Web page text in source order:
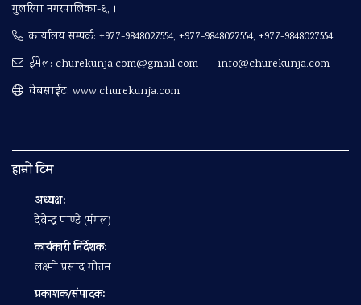
गुलरिया नगरपालिका-६, ।
कार्यालय सम्पर्क: +977-9848027554, +977-9848027554, +977-9848027554
ईमेल: churekunja.com@gmail.com
info@churekunja.com
वेबसाईट: www.churekunja.com
हाम्रो टिम
अध्यक्ष:
देवेन्द्र पाण्डे (मंगल)
कार्यकारी निर्देशक:
लक्ष्मी प्रसाद गौतम
प्रकाशक/संपादक: